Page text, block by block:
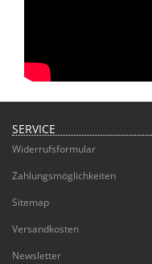
SERVICE
Widerrufsformular
Zahlungsmöglichkeiten
Sitemap
Versandkosten
Newsletter